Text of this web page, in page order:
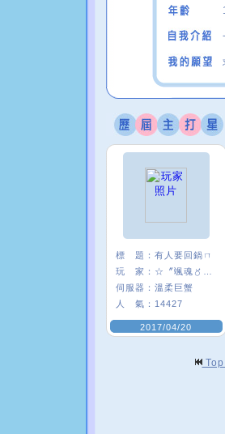
標 題： 有人要回鍋ㄇ
玩 家：
伺服器： 溫柔巨蟹
人 氣： 14427
2017/04/20